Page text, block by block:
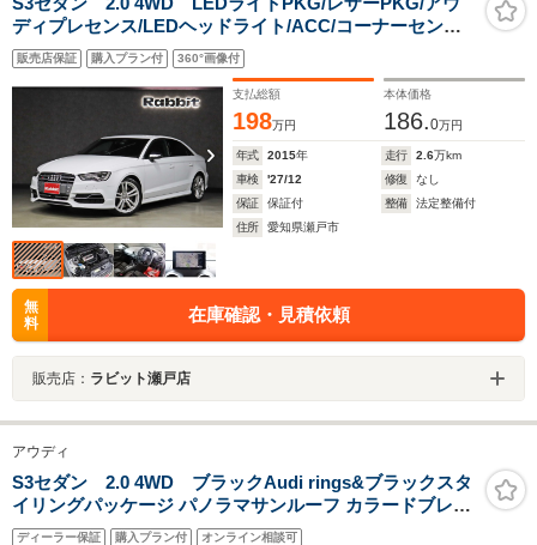
ディプレセンス/LEDヘッドライト/ACC/コーナーセンサ
ー/純正18インチAW/黒革シート/シートヒーター/純正ナ
ビ/フルセグ/バックカメラ/ドラレコ
販売店保証 購入プラン付 360°画像付
支払総額
198万円
本体価格
186.0万円
年式 2015年 走行 2.6万km
車検
'27/12 修復
なし
保証
保証付 整備
法定整備付
住所
愛知県瀬戸市
無
料
在庫確認・見積依頼
販売店： ラビット瀬戸店
アウディ
S3セダン 2.0 4WD ブラックAudi rings&ブラックスタ
イリングパッケージ パノラマサンルーフ カラードブレー
キキャリパー レッド プライバシーガラス
ディーラー保証 購入プラン付 オンライン相談可